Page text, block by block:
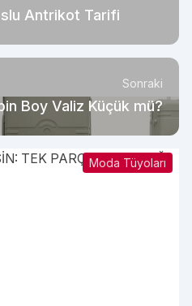
Antrikot Tarifi
Sonraki
Boy Valiz Küçük mü?
Moda Tüyoları